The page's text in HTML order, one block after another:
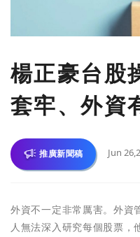
楊正豪台股
套牢、外資
推廣新聞稿 Jun
外資不一定非常厲害。外資
人無法深入研究每個股票，